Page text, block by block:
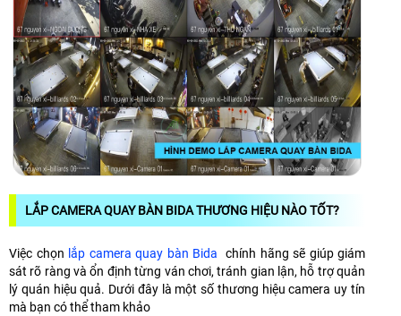
LẮP CAMERA QUAY BÀN BIDA THƯƠNG HIỆU NÀO TỐT?
Việc chọn lắp camera quay bàn Bida chính hãng sẽ giúp giám
sát rõ ràng và ổn định từng ván chơi, tránh gian lận, hỗ trợ quản
lý quán hiệu quả. Dưới đây là một số thương hiệu camera uy tín
mà bạn có thể tham khảo